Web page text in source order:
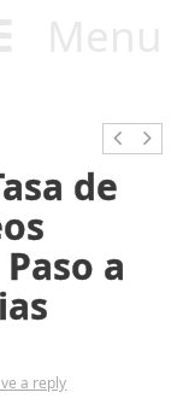
de
a
a reply